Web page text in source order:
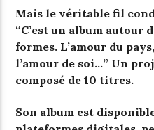
Mais le véritable fil
“C’est un album autour
formes. L’amour du
l’amour de soi…” Un
composé de 10 titres.
Son album est